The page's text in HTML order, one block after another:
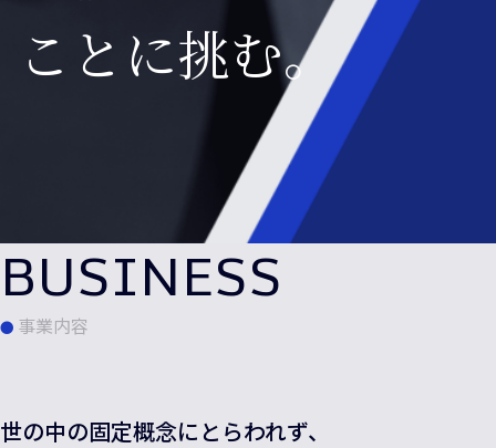
ことに挑む。
事業内容
世の中の固定概念にとらわれず、